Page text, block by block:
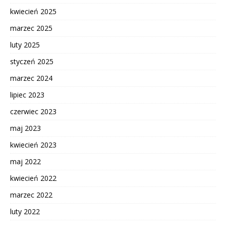
kwiecień 2025
marzec 2025
luty 2025
styczeń 2025
marzec 2024
lipiec 2023
czerwiec 2023
maj 2023
kwiecień 2023
maj 2022
kwiecień 2022
marzec 2022
luty 2022